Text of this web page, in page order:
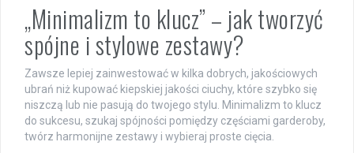
„Minimalizm to klucz” – jak tworzyć
spójne i stylowe zestawy?
Zawsze lepiej zainwestować w kilka dobrych, jakościowych
ubrań niż kupować kiepskiej jakości ciuchy, które szybko się
niszczą lub nie pasują do twojego stylu. Minimalizm to klucz
do sukcesu, szukaj spójności pomiędzy częściami garderoby,
twórz harmonijne zestawy i wybieraj proste cięcia.